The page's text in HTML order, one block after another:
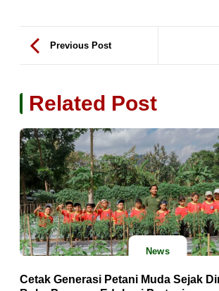
Previous Post
Related Post
News
Cetak Generasi Petani Muda Sejak